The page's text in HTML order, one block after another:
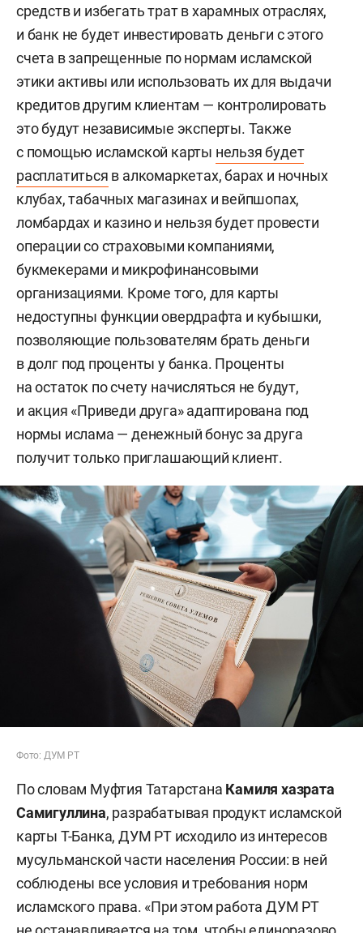
средств и избегать трат в харамных отраслях,
и банк не будет инвестировать деньги с этого
счета в запрещенные по нормам исламской
этики активы или использовать их для выдачи
кредитов другим клиентам — контролировать
это будут независимые эксперты. Также
с помощью исламской карты нельзя будет
расплатиться в алкомаркетах, барах и ночных
клубах, табачных магазинах и вейпшопах,
ломбардах и казино и нельзя будет провести
операции со страховыми компаниями,
букмекерами и микрофинансовыми
организациями. Кроме того, для карты
недоступны функции овердрафта и кубышки,
позволяющие пользователям брать деньги
в долг под проценты у банка. Проценты
на остаток по счету начисляться не будут,
и акция «Приведи друга» адаптирована под
нормы ислама — денежный бонус за друга
получит только приглашающий клиент.
Фото: ДУМ РТ
По словам Муфтия Татарстана Камиля хазрата
Самигуллина, разрабатывая продукт исламской
карты Т-Банка, ДУМ РТ исходило из интересов
мусульманской части населения России: в ней
соблюдены все условия и требования норм
исламского права. «При этом работа ДУМ РТ